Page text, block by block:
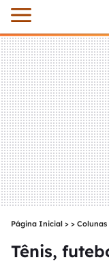
Página Inicial > Colunas
Tênis,